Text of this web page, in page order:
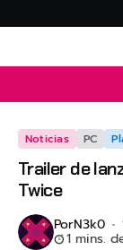
Noticias PC
Trailer de
Twice
PorN3k0
1 mins.